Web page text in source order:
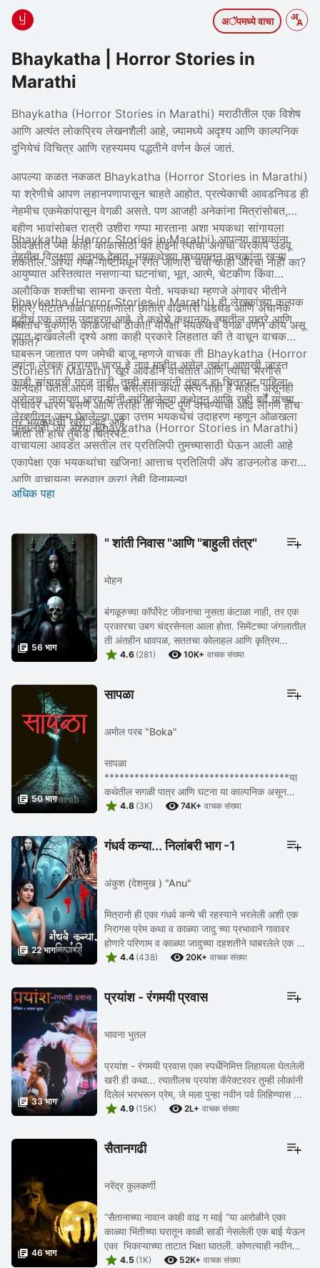
अॅपमध्ये वाचा
Bhaykatha | Horror Stories in
Marathi
Bhaykatha (Horror Stories in Marathi) मराठीतील एक विशेष
आणि अत्यंत लोकप्रिय लेखनशैली आहे, ज्यामध्ये अदृश्य आणि काल्पनिक
दुनियेचं विचित्र आणि रहस्यमय पद्धतीने वर्णन केलं जातं.
आपल्या कळत नकळत Bhaykatha (Horror Stories in Marathi)
या श्रेणीचे आपण लहानपणापासून चाहते आहोत. प्रत्येकाची आवडनिवड ही
नेहमीच एकमेकांपासून वेगळी असते. पण आजही अनेकांना मित्रांसोबत,
बहीण भावांसोबत रात्री उशीरा गप्पा मारताना अशा भयकथा सांगायला
आवडतात ज्या काही काळासाठी का होईना त्यांचा अंगाचा थरकाप उडवू
शकतील. अश्या गप्पा-गोष्टींमधून रंगत जाणारी चर्चा काही औरच! नाही का?
Bhaykatha (Horror Stories in Marathi) आपल्या वाचकांना
नेहमीच विलक्षण अनुभव देतात. भयकथेच्या माध्यमातून वाचकांना खऱ्या
आयुष्यात अस्तित्वात नसणाऱ्या घटनांचा, भूत, आत्मे, चेटकीण किंवा
अलौकिक शक्तीचा सामना करता येतो. भयकथा म्हणजे अंगावर भीतीने
शहारे, पोटात गोळा क्षणाक्षणाला छातीत वाढणारी धडधड आणि अचानक
मधताच चुकणारा काळजाचा ठोका!! यापेक्षा भयकथेचं वेगळ वर्णन काय असू
शकतं?
Bhaykatha (Horror Stories in Marathi) ही लेखकांच्या कल्पक
बुद्धीचं एक उत्तम उदाहरण आहे. ते कथेचे कथानक, त्यातील पात्रे आणि
त्यात दाखवलेली दृश्ये अशा काही प्रकारे लिहतात की ते वाचून वाचक
घाबरून जातात पण जमेची बाजू म्हणजे वाचक ती Bhaykatha (Horror
Stories in Marathi) खूप आवडीने वाचतात आणि त्याचा भरगोस
आनंदही घेतात.आपण वाचत असलेली कथा सत्य नाही हे माहीत असूनही
पाचावर धारण बसणे आणि तरीही ती गोष्ट पूर्ण वाचण्याची ओढ लागणे हीच
तर भयकथेची खरी जादू आहे.
ज्यांना लेखक नारायण धारप हे नाव माहीत असेल त्यांना आणखी जास्त
काही सांगायची गरज नाही. तुम्ही सगळ्यांनी तुंबाड हा चित्रपट पाहिला
असेलच. नारायण धारप यांनी सांगितलेल्या कथेतून आणि राही बर्वेंं यांच्या
लेखणीतून जन्म घेतलेल्या एका उत्तम भयकथेचं उदाहरण म्हणून ओळखला
जातो तो हाच तुंबाड चित्रपट.
तुम्हालाही जर अश्या Bhaykatha (Horror Stories in Marathi)
वाचायला आवडत असतील तर प्रतिलिपी तुमच्यासाठी घेऊन आली आहे
एकापेक्षा एक भयकथांचा खजिना! आत्ताच प्रतिलिपी ॲप डाउनलोड करा
आणि वाचायला सुरुवात करा! तेही विनामूल्य!
अधिक पहा
 56 भाग
" शांती निवास "आणि "बाहुली तंत्र"
मोहन
बंगळूरुच्या कॉर्पोरेट जीवनाचा नुसता कंटाळा नाही, तर एक
प्रकारचा उबग चंद्रसेनला आला होता. सिमेंटच्या जंगलातील
ती अंतहीन धावपळ, सततचा कोलाहल आणि कृत्रिम
प्रकाशझोतात श्वास घेताना त्याला प्रकर्षाने ...
 4.6 (281)  10K+ वाचक संख्या
 50 भाग
सापळा
अमोल परब "Boka"
सापळा
*************************************या
कथेतील सगळी पात्र आणि घटना या काल्पनिक असून
त्याचा वास्तवाशी कुठलाही संदर्भ नाही आणि असल्यास तो
 4.8 (3K)  74K+ वाचक संख्या
 22 भाग
गंधर्व कन्या... निलांबरी भाग -1
अंकुश (देशमुख ) "Anu"
मित्रानो ही एका गंधर्व कन्ये ची रहस्याने भरलेली अशी एक
निरागस प्रेम कथा व काळ्या जादु च्या प्रभावाने गावावर
होणारे परिणाम व काळ्या जादुच्या दहशतीने घाबरलेले एक गाव
याची ही कथा आहे. तर चला सुरु ...
 4.4 (438)  20K+ वाचक संख्या
 33 भाग
प्रयांश - रंगमयी प्रवास
भावना भुतल
प्रयांश - रंगमयी प्रवास एका स्पर्धेनिमित्त लिहायला घेतलेली
खरी ही कथा... त्यातीलच प्रयांश कॅरेक्टरवर तुम्ही लोकांनी
दिलेलं भरभरून प्रेम, जे मला पुन्हा नवीन पर्व लिहिण्यास भाग
पाडत आहे... ...
 4.9 (15K)  2L+ वाचक संख्या
 46 भाग
सैतानगढी
नरेंद्र कुलकर्णी
“सैतानाच्या नावान काही वाढ ग माई “या आरोळीने एका
काळ्या भिंतीच्या घरातून काळी साडी नेसलेली एक बाई येऊन
एका भिकाऱ्याच्या ताटात भिक्षा घातली. कोणत्याही नवीन
माणसाला आश्चर्य वाटेल अस ते दृश्य होत. ...
 4.5 (1K)  52K+ वाचक संख्या